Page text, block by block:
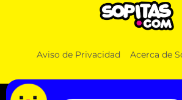
Detienen a Guadalupe ‘N’ por su
Aviso de Privacidad Acerca de